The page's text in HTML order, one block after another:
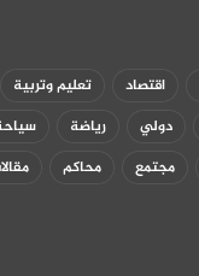
اقتصاد تعليم وتربية
دولي رياضة
مجتمع محاكم